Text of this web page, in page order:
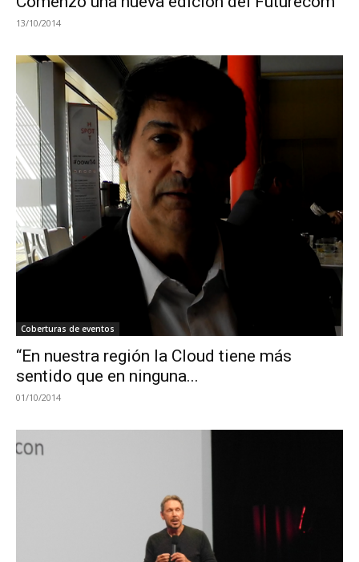
13/10/2014
Coberturas de eventos
“En nuestra región la Cloud tiene más
sentido que en ninguna...
01/10/2014